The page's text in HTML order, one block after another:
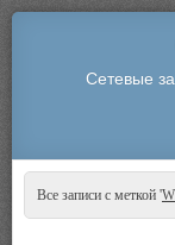
Сетевые
SKIP TO CONTENT
Все записи с меткой '